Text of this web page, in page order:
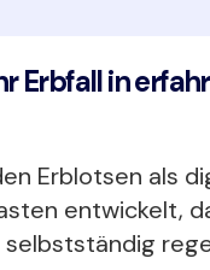
Erbfall in
Erblotsen als
entwickelt,
selbstständig